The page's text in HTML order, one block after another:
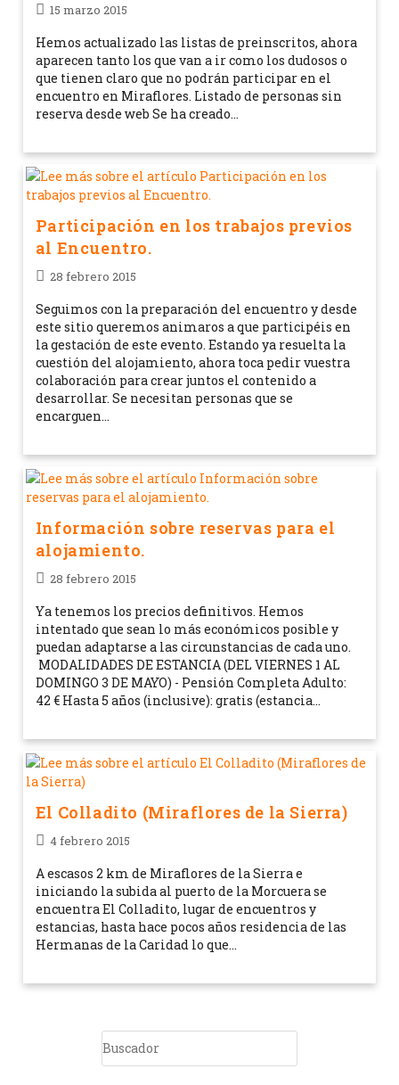
15 marzo 2015
Hemos actualizado las listas de preinscritos, ahora
aparecen tanto los que van a ir como los dudosos o
que tienen claro que no podrán participar en el
encuentro en Miraflores. Listado de personas sin
reserva desde web Se ha creado…
Participación en los trabajos previos
al Encuentro.
28 febrero 2015
Seguimos con la preparación del encuentro y desde
este sitio queremos animaros a que participéis en
la gestación de este evento. Estando ya resuelta la
cuestión del alojamiento, ahora toca pedir vuestra
colaboración para crear juntos el contenido a
desarrollar. Se necesitan personas que se
encarguen…
Información sobre reservas para el
alojamiento.
28 febrero 2015
Ya tenemos los precios definitivos. Hemos
intentado que sean lo más económicos posible y
puedan adaptarse a las circunstancias de cada uno.
MODALIDADES DE ESTANCIA (DEL VIERNES 1 AL
DOMINGO 3 DE MAYO) - Pensión Completa Adulto:
42 € Hasta 5 años (inclusive): gratis (estancia…
El Colladito (Miraflores de la Sierra)
4 febrero 2015
A escasos 2 km de Miraflores de la Sierra e
iniciando la subida al puerto de la Morcuera se
encuentra El Colladito, lugar de encuentros y
estancias, hasta hace pocos años residencia de las
Hermanas de la Caridad lo que…